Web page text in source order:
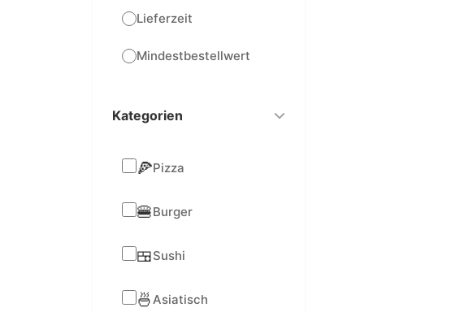
Lieferzeit
Mindestbestellwert
Kategorien
🍕Pizza
🍔Burger
🍱Sushi
🍜Asiatisch